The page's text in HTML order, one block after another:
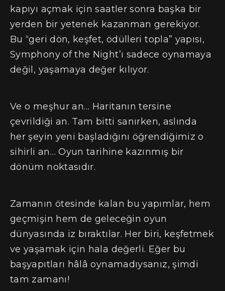
kapıyı açmak için saatler sonra başka bir
yerden bir yetenek kazanman gerekiyor.
Bu “geri dön, keşfet, ödülleri topla” yapısı,
Symphony of the Night’ı sadece oynamaya
değil, yaşamaya değer kılıyor.
Ve o meşhur an… Haritanın tersine
çevrildiği an. Tam bitti sanırken, aslında
her şeyin yeni başladığını öğrendiğimiz o
sihirli an… Oyun tarihine kazınmış bir
dönüm noktasıdır.
Zamanın ötesinde kalan bu yapımlar, hem
geçmişin hem de geleceğin oyun
dünyasında iz bıraktılar. Her biri, keşfetmek
ve yaşamak için hala değerli. Eğer bu
başyapıtları hâlâ oynamadıysanız, şimdi
tam zamanı!